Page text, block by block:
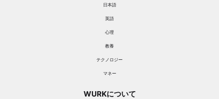
日本語
英語
心理
教養
テクノロジー
マネー
WURKについて